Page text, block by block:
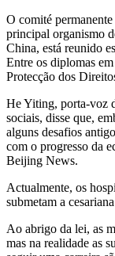
O comité
principal organismo
China, está reunido
Entre os diplomas
Protecção dos
He Yiting, porta-voz
sociais, disse que,
alguns desafios
com o progresso da
Beijing News.
Actualmente, os
submetam a
Ao abrigo da lei, as
mas na realidade as